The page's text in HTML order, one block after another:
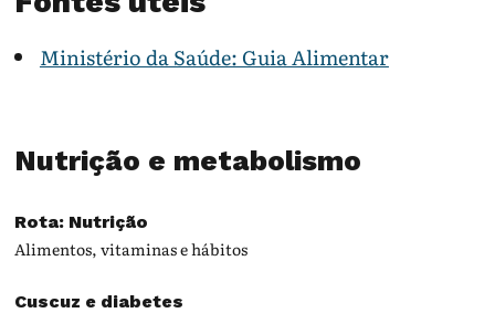
Ministério da Saúde: Guia Alimentar
Nutrição e metabolismo
Rota: Nutrição
Alimentos, vitaminas e hábitos
Cuscuz e diabetes